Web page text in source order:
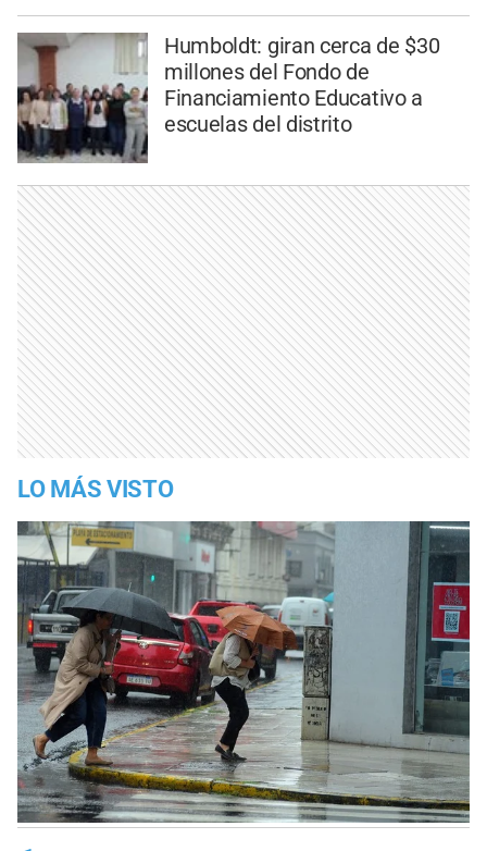
Humboldt: giran cerca de $30
millones del Fondo de
Financiamiento Educativo a
escuelas del distrito
LO MÁS VISTO